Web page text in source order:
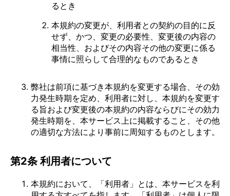
るとき
本規約の変更が、利用者との契約の目的に反
せず、かつ、変更の必要性、変更後の内容の
相当性、およびその内容その他の変更に係る
事情に照らして合理的なものであるとき
弊社は前項に基づき本規約を変更する場合、その効
力発生時期を定め、利用者に対し、本規約を変更す
る旨および変更後の本規約の内容ならびにその効力
発生時期を、本サービス上に掲載すること、その他
の適切な方法により事前に周知するものとします。
第2条 利用者について
本規約において、「利用者」とは、本サービスを利